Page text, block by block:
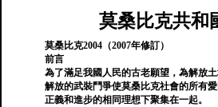
莫桑比克共和
莫桑比克2004（2007年修訂）
前言
為了滿足我國人民的古老願望，為解放
解放的武裝鬥爭使莫桑比克社會的所有
正義和進步的相同理想下聚集在一起。